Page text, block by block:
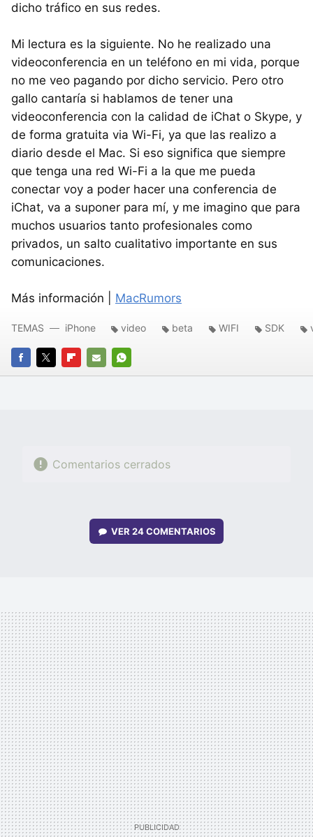
dicho tráfico en sus redes.
Mi lectura es la siguiente. No he realizado una
videoconferencia en un teléfono en mi vida, porque
no me veo pagando por dicho servicio. Pero otro
gallo cantaría si hablamos de tener una
videoconferencia con la calidad de iChat o Skype, y
de forma gratuita via Wi-Fi, ya que las realizo a
diario desde el Mac. Si eso significa que siempre
que tenga una red Wi-Fi a la que me pueda
conectar voy a poder hacer una conferencia de
iChat, va a suponer para mí, y me imagino que para
muchos usuarios tanto profesionales como
privados, un salto cualitativo importante en sus
comunicaciones.
Más información | MacRumors
FACEBOOK
TWITTERFLIPBOARD
E-
WHATSAPP
TEMAS iPhone video beta WIFI SDK
Comentarios cerrados
VER 24 COMENTARIOS